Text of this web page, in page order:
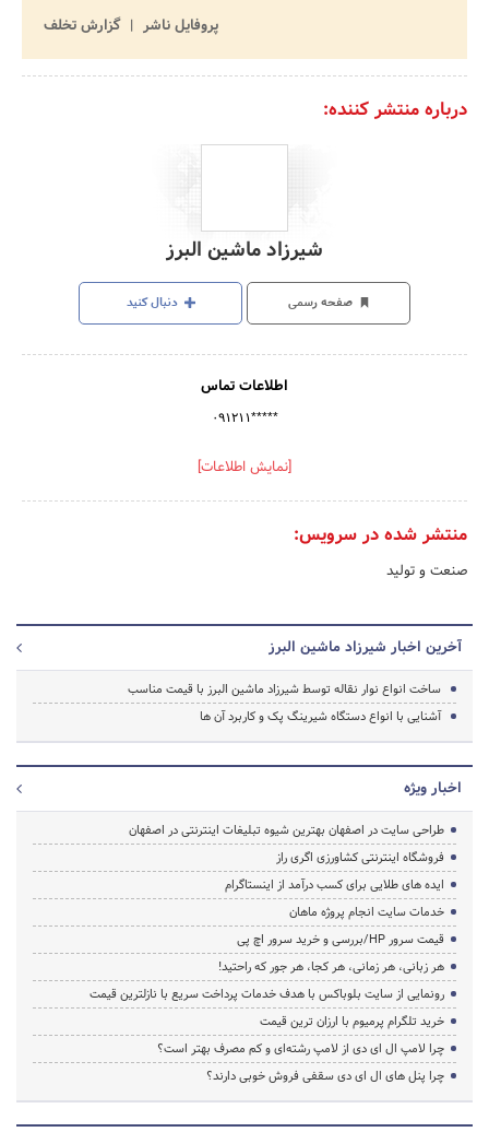
پروفایل ناشر
گزارش تخلف
درباره منتشر کننده:
شیرزاد ماشین البرز
صفحه رسمی دنبال کنید
اطلاعات تماس
۰۹۱۲۱۱*****
[نمایش اطلاعات]
منتشر شده در سرویس:
صنعت و تولید
آخرین اخبار شیرزاد ماشین البرز
ساخت انواع نوار نقاله توسط شیرزاد ماشین البرز با قیمت مناسب
آشنایی با انواع دستگاه شیرینگ پک و کاربرد آن ها
اخبار ویژه
طراحی سایت در اصفهان بهترین شیوه تبلیغات اینترنتی در اصفهان
فروشگاه اینترنتی کشاورزی اگری راز
ایده های طلایی برای کسب درآمد از اینستاگرام
خدمات سایت انجام پروژه ماهان
قیمت سرور HP/بررسی و خرید سرور اچ پی
هر زبانی، هر زمانی، هر کجا، هر جور که راحتید!
رونمایی از سایت بلوباکس با هدف خدمات پرداخت سریع با نازلترین قیمت
خرید تلگرام پرمیوم با ارزان ترین قیمت
چرا لامپ ال ای دی از لامپ رشته‌ای و کم مصرف بهتر است؟
چرا پنل های ال ای دی سقفی فروش خوبی دارند؟